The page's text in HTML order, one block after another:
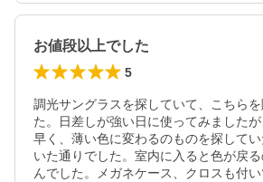
お値段以上でした
5
調光サングラスを探していて、こちら
た。日差しが強い日に使ってみました
早く、薄い色に変わるのものを探して
いた通りでした。室内に入ると色が戻
んでした。メガネケース、クロスも付